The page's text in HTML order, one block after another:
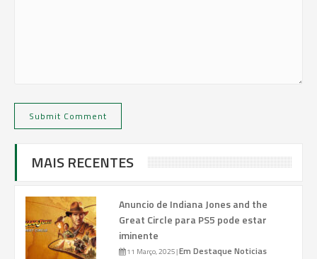
MAIS RECENTES
Anuncio de Indiana Jones and the
Great Circle para PS5 pode estar
iminente
11 Março, 2025|Em Destaque Noticias